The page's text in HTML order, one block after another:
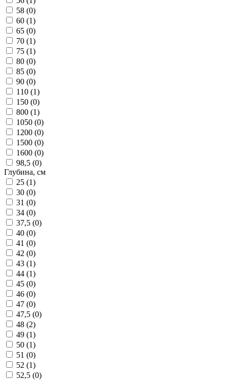
58 (0)
60 (1)
65 (0)
70 (1)
75 (1)
80 (0)
85 (0)
90 (0)
110 (1)
150 (0)
800 (1)
1050 (0)
1200 (0)
1500 (0)
1600 (0)
98,5 (0)
Глубина, см
25 (1)
30 (0)
31 (0)
34 (0)
37,5 (0)
40 (0)
41 (0)
42 (0)
43 (1)
44 (1)
45 (0)
46 (0)
47 (0)
47,5 (0)
48 (2)
49 (1)
50 (1)
51 (0)
52 (1)
52,5 (0)